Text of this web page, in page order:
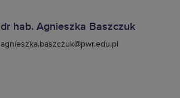
dr hab. Agnieszka Baszczuk
agnieszka.baszczuk@pwr.edu.pl